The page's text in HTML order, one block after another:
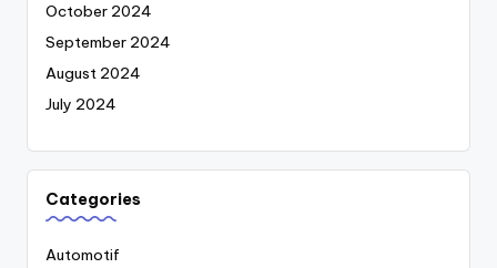
October 2024
September 2024
August 2024
July 2024
Categories
Automotif